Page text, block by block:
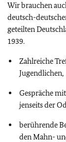
Wir brauchen
deutsch-
geteilten
1939.
Zahlreiche
Jugendlichen,
Gespräche
jenseits der
berührende
den Mahn-